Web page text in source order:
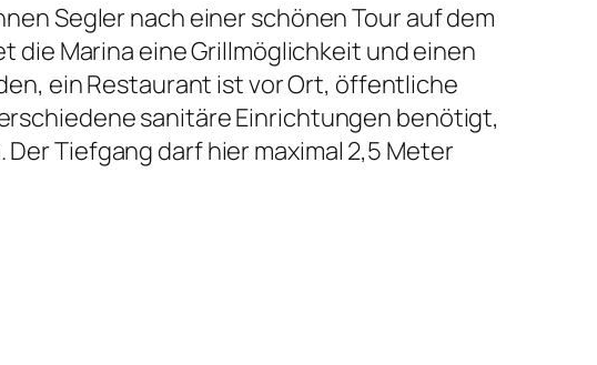
Segler nach einer schönen Tour auf dem
die Marina eine Grillmöglichkeit und einen
ein Restaurant ist vor Ort, öffentliche
sanitäre Einrichtungen benötigt,
Tiefgang darf hier maximal 2,5 Meter